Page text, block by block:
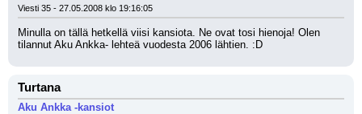
Viesti 35 - 27.05.2008 klo 19:16:05
Minulla on tällä hetkellä viisi kansiota. Ne ovat tosi hienoja! Olen
tilannut Aku Ankka- lehteä vuodesta 2006 lähtien. :D
Turtana
Aku Ankka -kansiot